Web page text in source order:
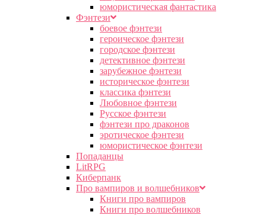
юмористическая фантастика
Фэнтези
боевое фэнтези
героическое фэнтези
городское фэнтези
детективное фэнтези
зарубежное фэнтези
историческое фэнтези
классика фэнтези
Любовное фэнтези
Русское фэнтези
фэнтези про драконов
эротическое фэнтези
юмористическое фэнтези
Попаданцы
LitRPG
Киберпанк
Про вампиров и волшебников
Книги про вампиров
Книги про волшебников